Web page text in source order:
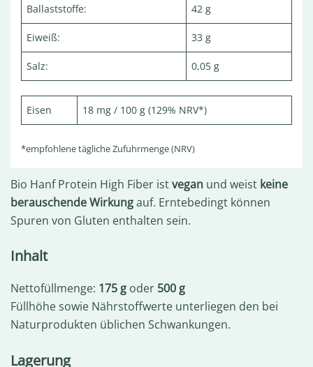
Ballaststoffe: 42 g
Eiweiß: 33 g
Salz: 0,05 g
Eisen 18 mg / 100 g (129% NRV*)
*empfohlene tägliche Zufuhrmenge (NRV)
Bio Hanf Protein High Fiber istvegan und weist keine
berauschende Wirkungauf. Erntebedingt können
Spuren von Gluten enthalten sein.
Inhalt
Nettofüllmenge: 175 g oder 500 g
Füllhöhe sowie Nährstoffwerte unterliegen den bei
Naturprodukten üblichen Schwankungen.
Lagerung